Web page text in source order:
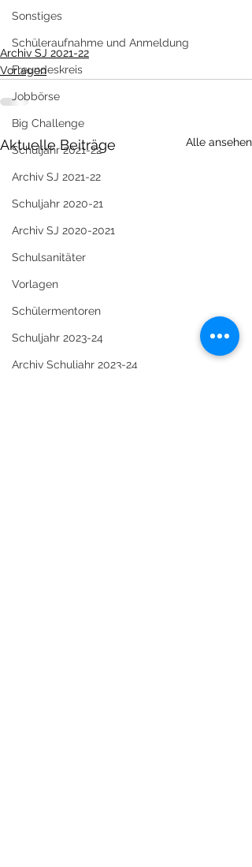
Sonstiges
Schüleraufnahme und Anmeldung
Freundeskreis
Jobbörse
Big Challenge
Schuljahr 2021-22
Archiv SJ 2021-22
Schuljahr 2020-21
Archiv SJ 2020-2021
Schulsanitäter
Vorlagen
Schülermentoren
Schuljahr 2023-24
Archiv Schuljahr 2023-24
Archiv SJ 2021-22
Vorlagen
Aktuelle Beiträge Alle ansehen